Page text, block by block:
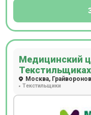
Медицинский
Текстильщиках
Москва,
Текстильщики